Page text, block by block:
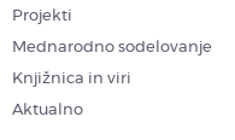
Projekti
Mednarodno sodelovanje
Knjižnica in viri
Aktualno